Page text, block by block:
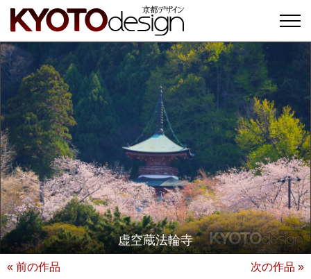
虚空蔵法輪寺
« 前の作品 次の作品 »